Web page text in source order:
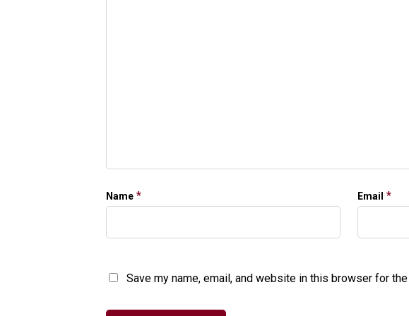
Name * Email *
Save my name, email, and website in this browser for